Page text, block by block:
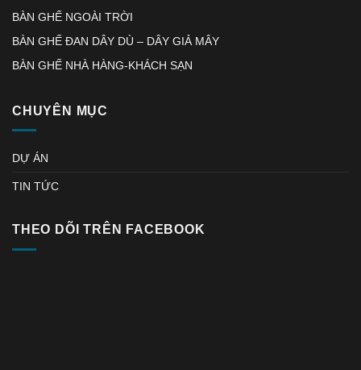
BÀN GHẾ NGOÀI TRỜI
BÀN GHẾ ĐAN DÂY DÙ – DÂY GIẢ MÂY
BÀN GHẾ NHÀ HÀNG-KHÁCH SẠN
CHUYÊN MỤC
DỰ ÁN
TIN TỨC
THEO DÕI TRÊN FACEBOOK